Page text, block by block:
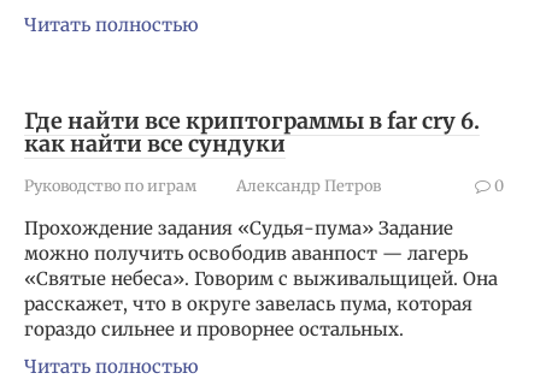
Читать полностью
Где найти все криптограммы в far cry 6.
как найти все сундуки
Руководство по играм Александр Петров 0
Прохождение задания «Судья-пума» Задание
можно получить освободив аванпост — лагерь
«Святые небеса». Говорим с выживальщицей. Она
расскажет, что в округе завелась пума, которая
гораздо сильнее и проворнее остальных.
Читать полностью